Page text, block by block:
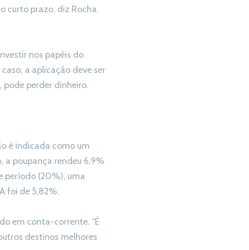
curto prazo, diz Rocha.
nos papéis do
a aplicação deve ser
perder dinheiro.
é indicada como um
a poupança rendeu 6,9%
período (20%), uma
foi de 5,82%.
em conta-corrente. “É
destinos melhores